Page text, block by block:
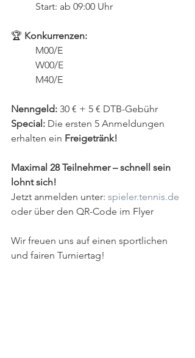
	Start: ab 09:00 Uhr
🏆 Konkurrenzen:
	M00/E
	W00/E
	M40/E
Nenngeld: 30 € + 5 € DTB-Gebühr
Special: Die ersten 5 Anmeldungen
erhalten ein Freigetränk!
Maximal 28 Teilnehmer – schnell sein
lohnt sich!
Jetzt anmelden unter: spieler.tennis.de
oder über den QR-Code im Flyer
Wir freuen uns auf einen sportlichen
und fairen Turniertag!